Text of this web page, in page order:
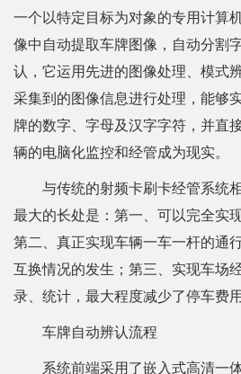
一个以特定目标为对象的专用计算
像中自动提取车牌图像，自动分割
认，它运用先进的图像处理、模式
采集到的图像信息进行处理，能够
牌的数字、字母及汉字字符，并直
辆的电脑化监控和经管成为现实。
与传统的射频卡刷卡经管系统
最大的长处是：第一、可以完全实
第二、真正实现车辆一车一杆的通
互换情况的发生；第三、实现车场
录、统计，最大程度减少了停车费用
车牌自动辨认流程
系统前端采用了嵌入式高清一